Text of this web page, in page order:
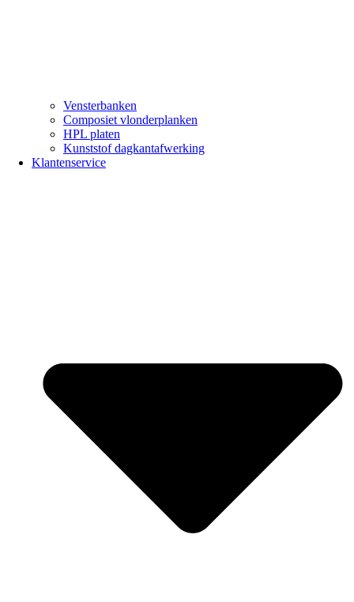
Vensterbanken
Composiet vlonderplanken
HPL platen
Kunststof dagkantafwerking
Klantenservice